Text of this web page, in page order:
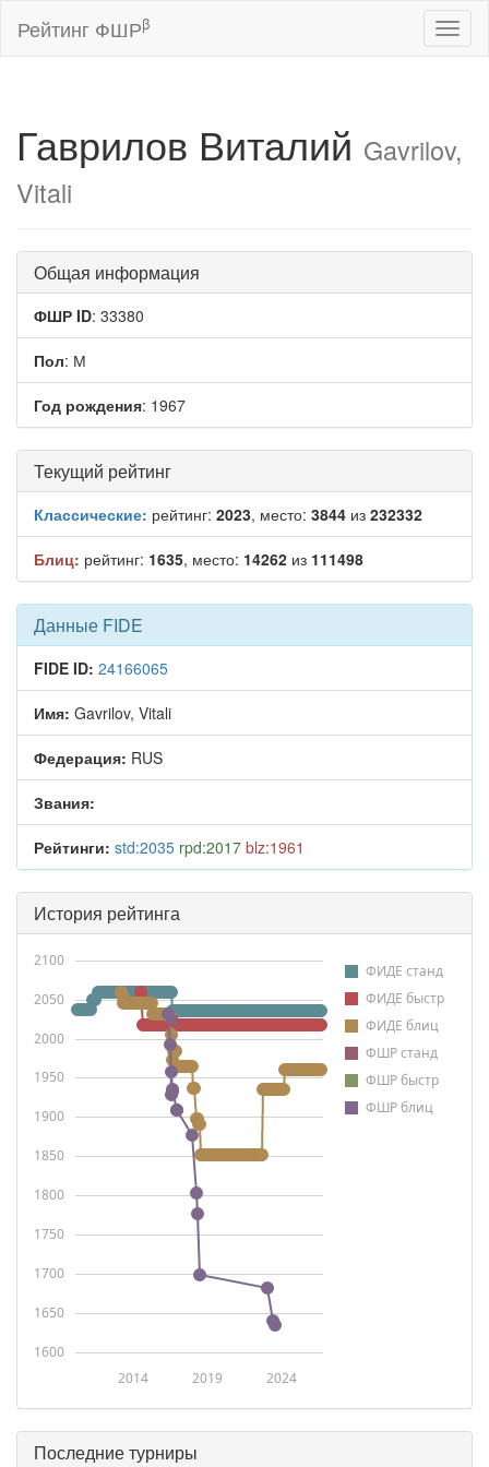
Рейтинг ФШРβ
Гаврилов Виталий Gavrilov,
Vitali
Общая информация
ФШР ID: 33380
Пол: М
Год рождения: 1967
Текущий рейтинг
Классические: рейтинг: 2023, место: 3844 из 232332
Блиц: рейтинг: 1635, место: 14262 из 111498
Данные FIDE
FIDE ID: 24166065
Имя: Gavrilov, Vitali
Федерация: RUS
Звания:
Рейтинги: std:2035 rpd:2017 blz:1961
История рейтинга
ФИДЕ станд
ФИДЕ быстр
ФИДЕ блиц
ФШР станд
ФШР быстр
ФШР блиц
2014 2019 2024
1600
1650
1700
1750
1800
1850
1900
1950
2000
2050
2100
Последние турниры